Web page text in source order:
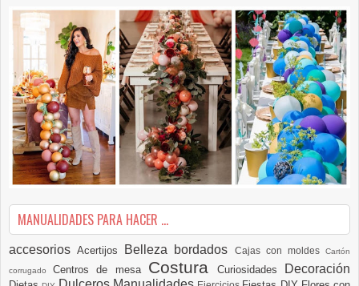
MANUALIDADES PARA HACER ...
accesoriosAcertijos Belleza bordados Cajas con moldesCartón
corrugadoCentros de mesa Costura Curiosidades Decoración